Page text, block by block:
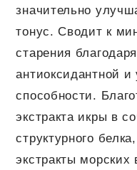
значительно
тонус. Сводит к
старения
антиоксидантной
способности.
экстракта икры в
структурного
экстракты морских